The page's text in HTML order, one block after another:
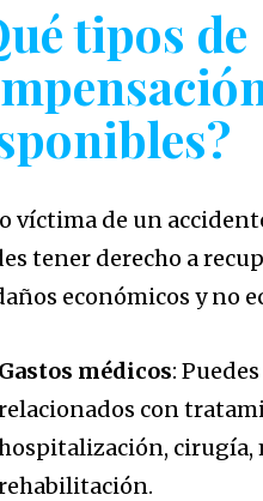
tipos de
víctima de un
tener derecho a
económicos y no
Gastos médicos:
con
cirugía,